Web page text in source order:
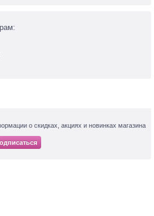
о скидках, акциях и новинках магазина